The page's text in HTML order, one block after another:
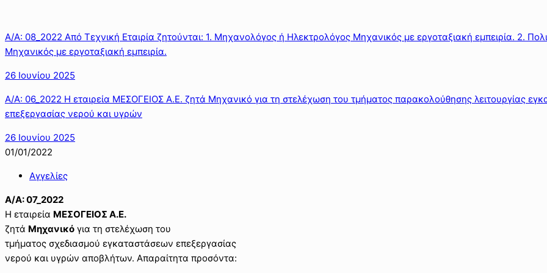
Α/Α: 08_2022 Από Τεχνική Εταιρία ζητούνται: 1. Μηχανολόγος ή Ηλεκτρολόγος Μηχανικός με εργοταξιακή εμπειρία. 2.
Μηχανικός με εργοταξιακή εμπειρία.
26 Ιουνίου 2025
Α/Α: 06_2022 H εταιρεία ΜΕΣΟΓΕΙΟΣ Α.Ε. ζητά Μηχανικό για τη στελέχωση του τμήματος παρακολούθησης λειτουργίας
επεξεργασίας νερού και υγρών
26 Ιουνίου 2025
01/01/2022
Αγγελίες
Α/Α: 07_2022
H εταιρεία ΜΕΣΟΓΕΙΟΣ Α.Ε.
ζητά Μηχανικό για τη στελέχωση του
τμήματος σχεδιασμού εγκαταστάσεων επεξεργασίας
νερού και υγρών αποβλήτων. Απαραίτητα προσόντα: